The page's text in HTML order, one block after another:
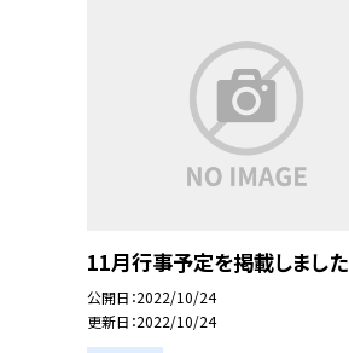
11月行事予定を掲載しました
公開日 2022/10/24
更新日 2022/10/24